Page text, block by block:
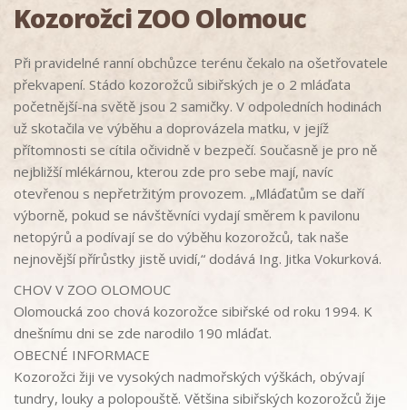
Kozorožci ZOO Olomouc
Při pravidelné ranní obchůzce terénu čekalo na ošetřovatele
překvapení. Stádo kozorožců sibiřských je o 2 mláďata
početnější-na světě jsou 2 samičky. V odpoledních hodinách
už skotačila ve výběhu a doprovázela matku, v jejíž
přítomnosti se cítila očividně v bezpečí. Současně je pro ně
nejbližší mlékárnou, kterou zde pro sebe mají, navíc
otevřenou s nepřetržitým provozem. „Mláďatům se daří
výborně, pokud se návštěvníci vydají směrem k pavilonu
netopýrů a podívají se do výběhu kozorožců, tak naše
nejnovější přírůstky jistě uvidí,“ dodává Ing. Jitka Vokurková.
CHOV V ZOO OLOMOUC
Olomoucká zoo chová kozorožce sibiřské od roku 1994. K
dnešnímu dni se zde narodilo 190 mláďat.
OBECNÉ INFORMACE
Kozorožci žiji ve vysokých nadmořských výškách, obývají
tundry, louky a polopouště. Většina sibiřských kozorožců žije